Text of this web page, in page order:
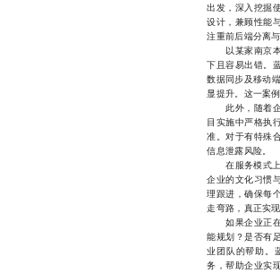
出发，深入挖掘
设计，兼顾性能
注重前后端分离
以某家南京本
下且容易出错。
数据同步及移动
显提升。这一案
此外，随着企
目实施中严格执
准。对于有特殊
信息泄露风险。
在服务模式上
企业的文化习惯
理跟进，确保每
走弯路，真正实
如果企业正在
能规划？是否有
业团队的帮助。
务，帮助企业实